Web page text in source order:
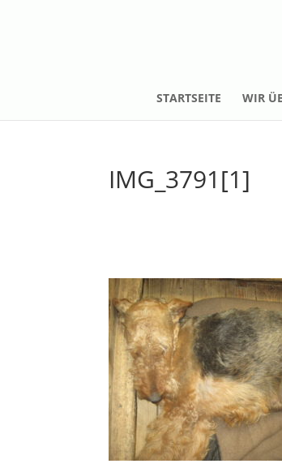
STARTSEITE WIR
IMG_3791[1]